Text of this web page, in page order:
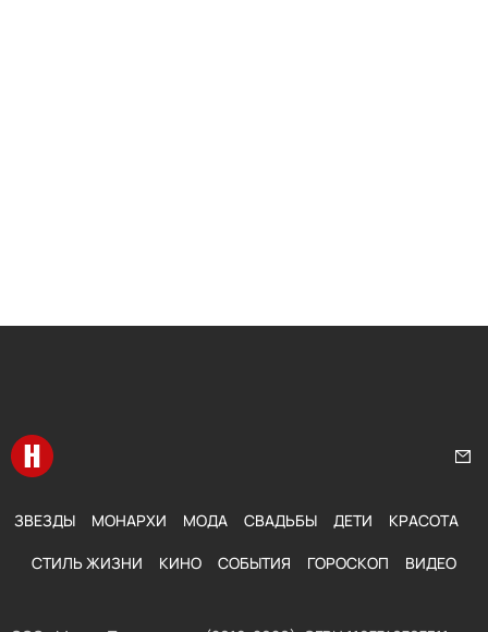
Перейти на главную
ЗВЕЗДЫ МОНАРХИ МОДА СВАДЬБЫ ДЕТИ КРАСОТА
СТИЛЬ ЖИЗНИ КИНО СОБЫТИЯ ГОРОСКОП ВИДЕО